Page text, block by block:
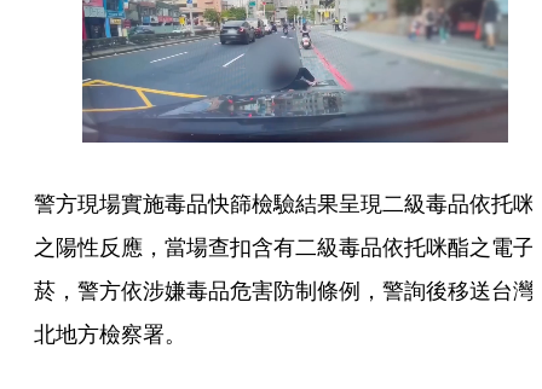
警方現場實施毒品快篩檢驗結果呈現二級毒品依托咪
之陽性反應，當場查扣含有二級毒品依托咪酯之電子
菸，警方依涉嫌毒品危害防制條例，警詢後移送台灣
北地方檢察署。